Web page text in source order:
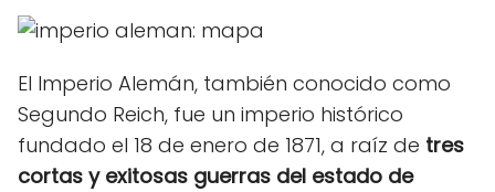
El Imperio Alemán, también conocido como
Segundo Reich, fue un imperio histórico
fundado el 18 de enero de 1871, a raíz de tres
cortas y exitosas guerras del estado de